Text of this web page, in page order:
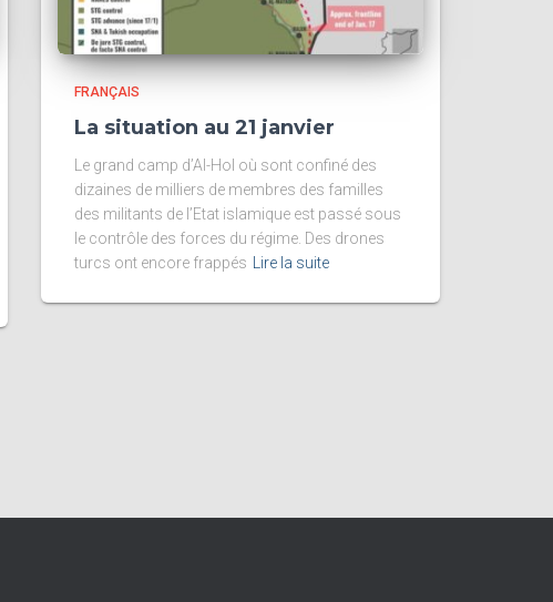
FRANÇAIS
La situation au 21 janvier
Le grand camp d’Al-Hol où sont confiné des
dizaines de milliers de membres des familles
des militants de l’Etat islamique est passé sous
le contrôle des forces du régime. Des drones
turcs ont encore frappés Lire la suite